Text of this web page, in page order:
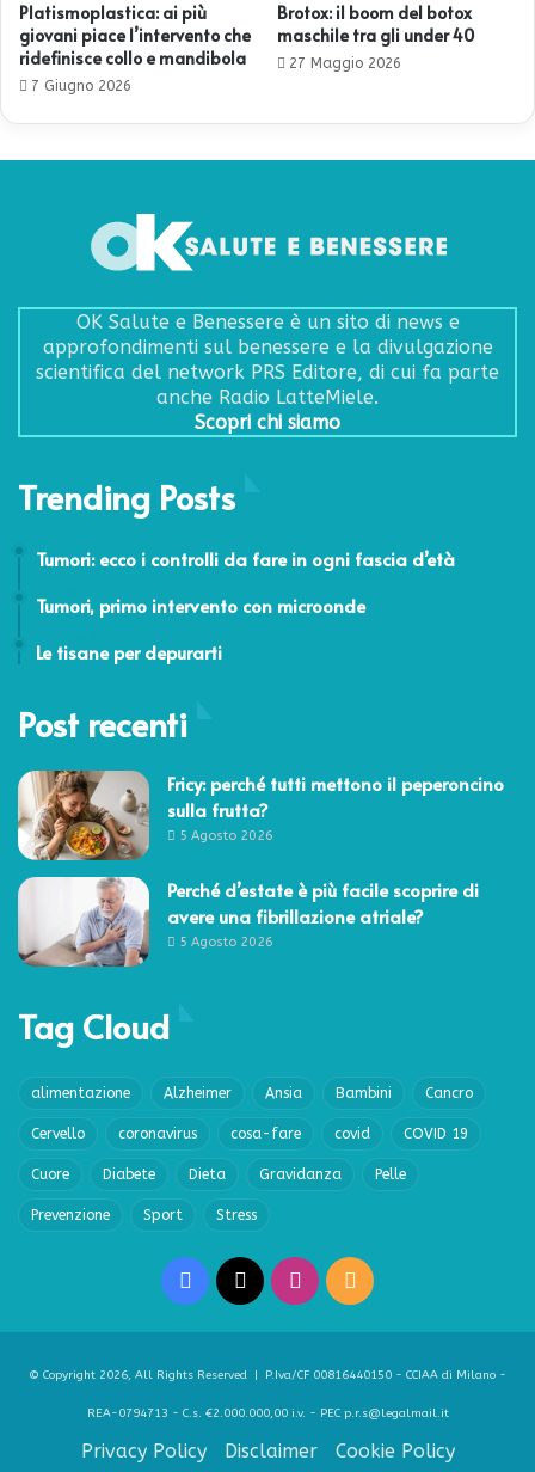
Platismoplastica: ai più
giovani piace l’intervento che
ridefinisce collo e mandibola
7 Giugno 2026
Brotox: il boom del botox
maschile tra gli under 40
27 Maggio 2026
OK Salute e Benessere è un sito di news e
approfondimenti sul benessere e la divulgazione
scientifica del network PRS Editore, di cui fa parte
anche Radio LatteMiele.
Scopri chi siamo
Trending Posts
Tumori: ecco i controlli da fare in ogni fascia d’età
Tumori, primo intervento con microonde
Le tisane per depurarti
Post recenti
Fricy: perché tutti mettono il peperoncino
sulla frutta?
5 Agosto 2026
Perché d’estate è più facile scoprire di
avere una fibrillazione atriale?
5 Agosto 2026
Tag Cloud
alimentazione Alzheimer Ansia Bambini Cancro
Cervello coronavirus cosa-fare covid COVID 19
Cuore Diabete Dieta Gravidanza Pelle
Prevenzione Sport Stress
Facebook Instagram
RSS
© Copyright 2026, All Rights Reserved | P.Iva/CF 00816440150 - CCIAA di Milano -
REA-0794713 - C.s. €2.000.000,00 i.v. - PEC p.r.s@legalmail.it
Privacy Policy Disclaimer Cookie Policy